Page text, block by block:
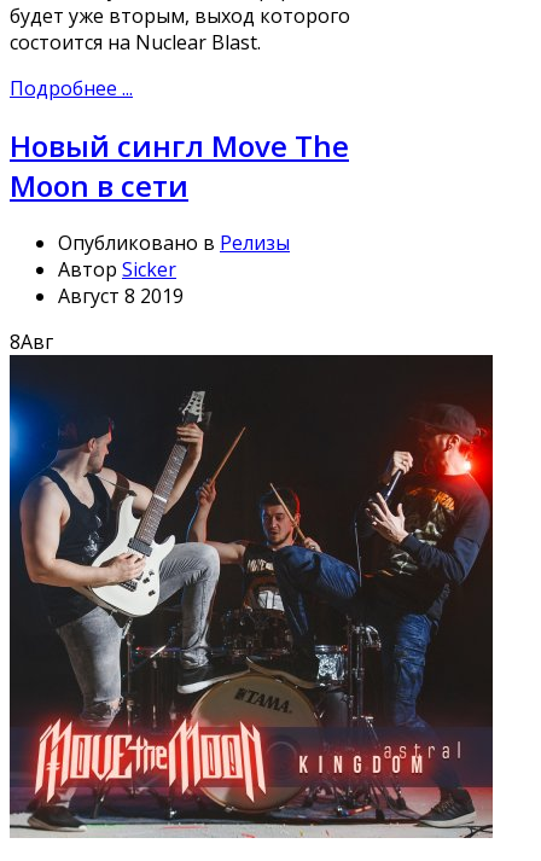
будет уже вторым, выход которого
состоится на Nuclear Blast.
Подробнее ...
Новый сингл Move The
Moon в сети
Опубликовано в Релизы
Автор Sicker
Август 8 2019
8Авг